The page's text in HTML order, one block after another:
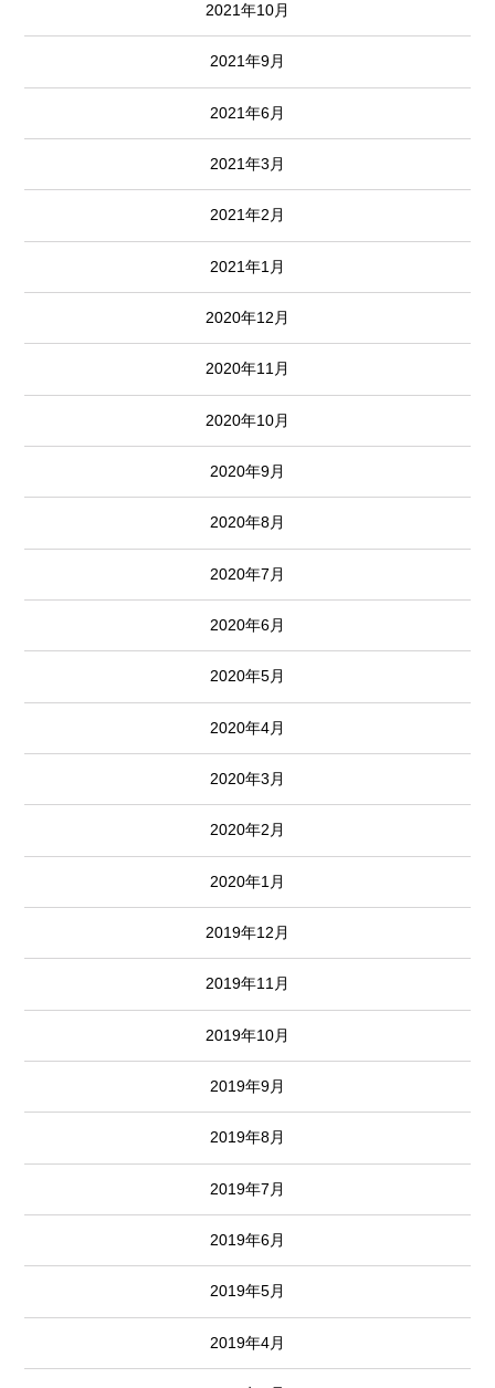
2021年10月
2021年9月
2021年6月
2021年3月
2021年2月
2021年1月
2020年12月
2020年11月
2020年10月
2020年9月
2020年8月
2020年7月
2020年6月
2020年5月
2020年4月
2020年3月
2020年2月
2020年1月
2019年12月
2019年11月
2019年10月
2019年9月
2019年8月
2019年7月
2019年6月
2019年5月
2019年4月